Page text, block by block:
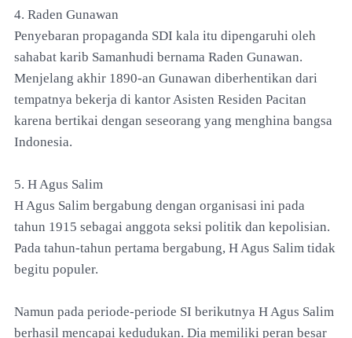
4. Raden Gunawan
Penyebaran propaganda SDI kala itu dipengaruhi oleh
sahabat karib Samanhudi bernama Raden Gunawan.
Menjelang akhir 1890-an Gunawan diberhentikan dari
tempatnya bekerja di kantor Asisten Residen Pacitan
karena bertikai dengan seseorang yang menghina bangsa
Indonesia.
5. H Agus Salim
H Agus Salim bergabung dengan organisasi ini pada
tahun 1915 sebagai anggota seksi politik dan kepolisian.
Pada tahun-tahun pertama bergabung, H Agus Salim tidak
begitu populer.
Namun pada periode-periode SI berikutnya H Agus Salim
berhasil mencapai kedudukan. Dia memiliki peran besar